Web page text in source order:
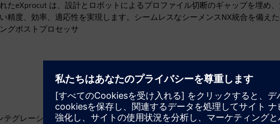
たeXprocut は、設計とロボットによるプロファイル切断のギャップを埋め
精度、効率、適応性を実現します。シームレスなシーメンスNX統合を備え
グポストプロセッサ
テグレーション